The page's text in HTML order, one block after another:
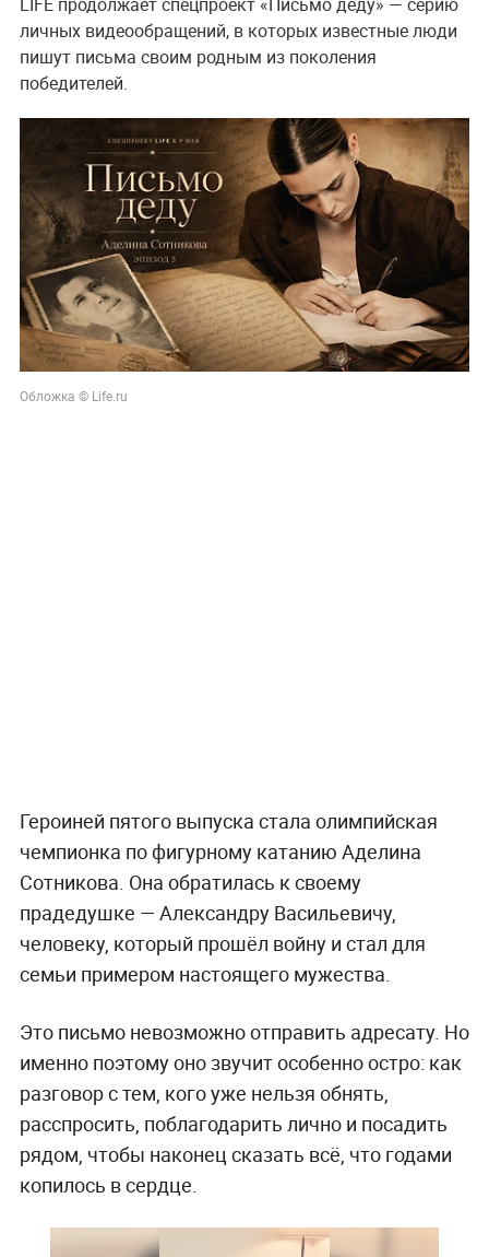
личных видеообращений, в которых известные люди
пишут письма своим родным из поколения
победителей.
Обложка © Life.ru
Героиней пятого выпуска стала олимпийская
чемпионка по фигурному катанию Аделина
Сотникова. Она обратилась к своему
прадедушке — Александру Васильевичу,
человеку, который прошёл войну и стал для
семьи примером настоящего мужества.
Это письмо невозможно отправить адресату. Но
именно поэтому оно звучит особенно остро: как
разговор с тем, кого уже нельзя обнять,
расспросить, поблагодарить лично и посадить
рядом, чтобы наконец сказать всё, что годами
копилось в сердце.